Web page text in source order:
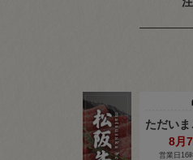
ただい
8月 7
営業日16